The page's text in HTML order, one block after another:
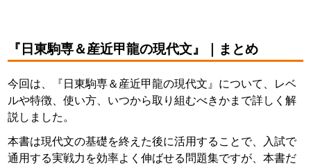
『日東駒専＆産近甲龍の現代文』｜まとめ
今回は、『日東駒専＆産近甲龍の現代文』について、レベ
ルや特徴、使い方、いつから取り組むべきかまで詳しく解
説しました。
本書は現代文の基礎を終えた後に活用することで、入試で
通用する実戦力を効率よく伸ばせる問題集ですが、本書だ